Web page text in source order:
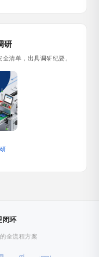
研
清单，出具调研纪要。
闭环
全流程方案